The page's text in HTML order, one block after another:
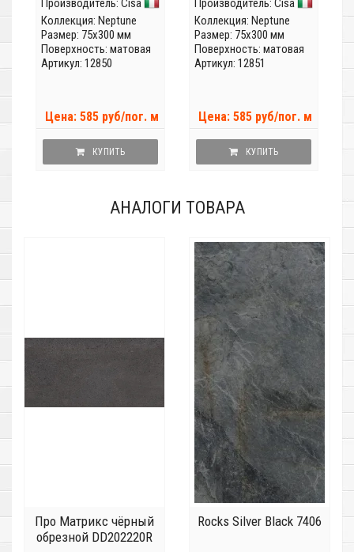
Производитель: Cisa
Коллекция: Neptune
Размер: 75x300 мм
Поверхность: матовая
Артикул: 12850
Цена: 585 руб/пог. м
КУПИТЬ
Производитель: Cisa
Коллекция: Neptune
Размер: 75x300 мм
Поверхность: матовая
Артикул: 12851
Цена: 585 руб/пог. м
КУПИТЬ
АНАЛОГИ ТОВАРА
Про Матрикс чёрный
обрезной DD202220R
Rocks Silver Black 7406